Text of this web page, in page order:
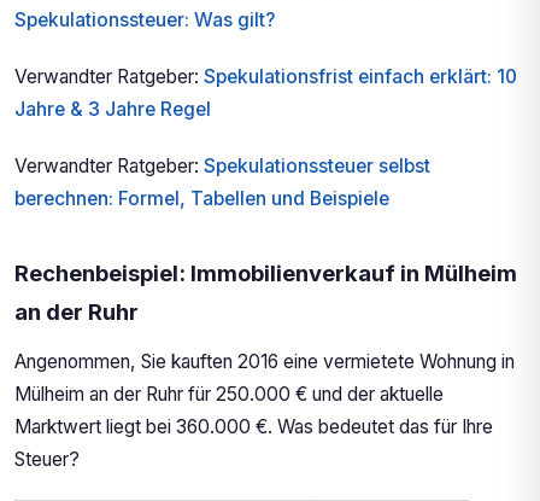
Spekulationssteuer: Was gilt?
Verwandter Ratgeber: Spekulationsfrist einfach erklärt: 10
Jahre & 3 Jahre Regel
Verwandter Ratgeber: Spekulationssteuer selbst
berechnen: Formel, Tabellen und Beispiele
Rechenbeispiel: Immobilienverkauf in Mülheim
an der Ruhr
Angenommen, Sie kauften 2016 eine vermietete Wohnung in
Mülheim an der Ruhr für 250.000 € und der aktuelle
Marktwert liegt bei 360.000 €. Was bedeutet das für Ihre
Steuer?